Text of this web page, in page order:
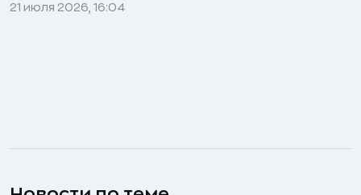
21 июля 2026, 16:04